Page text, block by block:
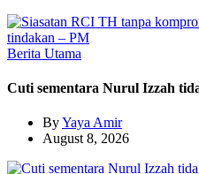
Berita Utama
Cuti sementara Nurul Izzah
ByYaya Amir
August 8, 2026